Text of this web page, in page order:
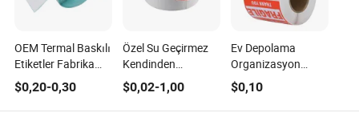
OEM Termal Baskılı
Etiketler Fabrika
Fiyatı
$0,20-0,30
Özel Su Geçirmez
Kendinden
Yapışkanlı Termal
Etiket Barkod Baskı
Rulosu
$0,02-1,00
Ev Depolama
Organizasyon
Sistemleri için
Premium Doğrudan
Termal Etiket
$0,10